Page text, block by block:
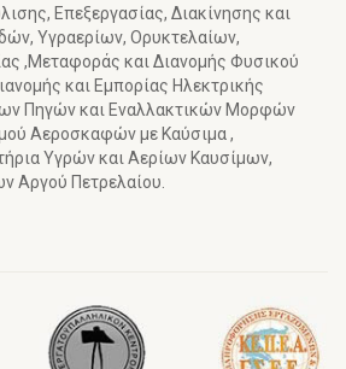
Επεξεργασίας, Διακίνησης και
Υγραερίων, Ορυκτελαίων,
,Μεταφοράς και Διανομής Φυσικού
και Εμπορίας Ηλεκτρικής
Πηγών και Εναλλακτικών Μορφών
Αεροσκαφών με Καύσιμα ,
Υγρών και Αερίων Καυσίμων,
Αργού Πετρελαίου.